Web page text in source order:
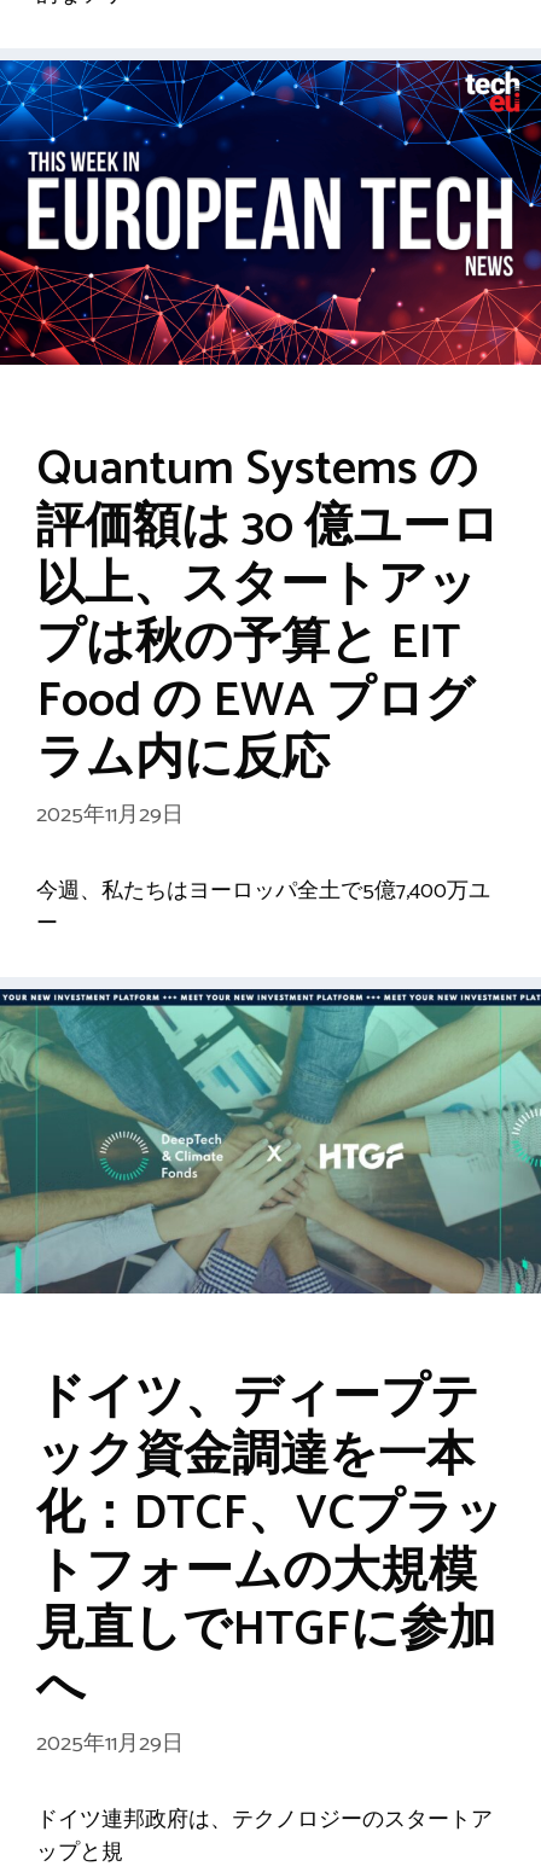
Quantum Systems の
評価額は 30 億ユーロ
以上、スタートアッ
プは秋の予算と EIT
Food の EWA プログ
ラム内に反応
2025年11月29日
今週、私たちはヨーロッパ全土で5億7,400万ユ
ー
ドイツ、ディープテ
ック資金調達を一本
化：DTCF、VCプラッ
トフォームの大規模
見直しでHTGFに参加
へ
2025年11月29日
ドイツ連邦政府は、テクノロジーのスタートア
ップと規